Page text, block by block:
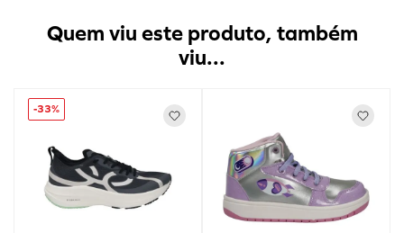
Quem viu este produto, também
viu...
-33%